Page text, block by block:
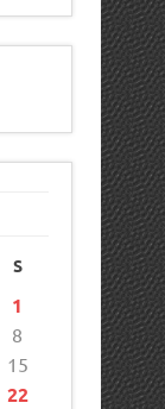
S
1
8
15
22